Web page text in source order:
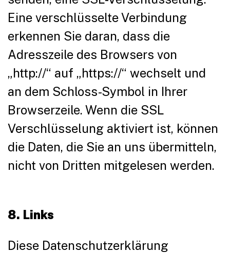
Eine verschlüsselte Verbindung
erkennen Sie daran, dass die
Adresszeile des Browsers von
„http://“ auf „https://“ wechselt und
an dem Schloss-Symbol in Ihrer
Browserzeile. Wenn die SSL
Verschlüsselung aktiviert ist, können
die Daten, die Sie an uns übermitteln,
nicht von Dritten mitgelesen werden.
8. Links
Diese Datenschutzerklärung